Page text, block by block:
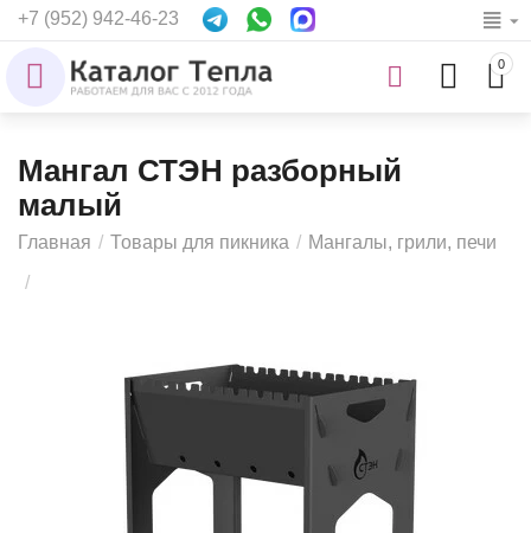
+7 (952) 942-46-23
0
Мангал СТЭН разборный
малый
Главная / Товары для пикника / Мангалы, грили, печи
/